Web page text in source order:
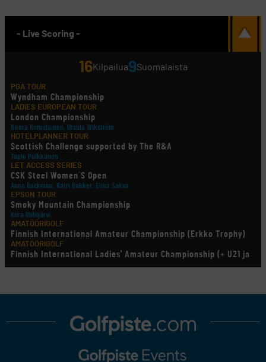
- Live Scoring -
16Kilpailua9Suomalaista
PGA TOUR
Wyndham Championship
LADIES EUROPEAN TOUR
London Championship
Noora Komulainen, Ursula Wikström
HOTELPLANNER TOUR
Scottish Challenge supported by The R&A
Tapio Pulkkanen
LET ACCESS SERIES
CSK Steel Women´S Open
Anna Backman, Katri Bakker, Elina Saksa
EPSON TOUR
Smoky Mountain Championship
Kiira Riihijärvi
AMATÖÖRIGOLF
Finnish International Amateur Championship (Erkko Trophy)
AMATÖÖRIGOLF
Finnish International Ladies' Amateur Championship (+ U21 ja
U18/FJT/Aulanko)
LEGENDS TOUR
U.S. Women's Amateur Championship
English Boys' (U14) Open Amateur Stroke Play Championship
Eeli Krankka, Lionel Mutikainen